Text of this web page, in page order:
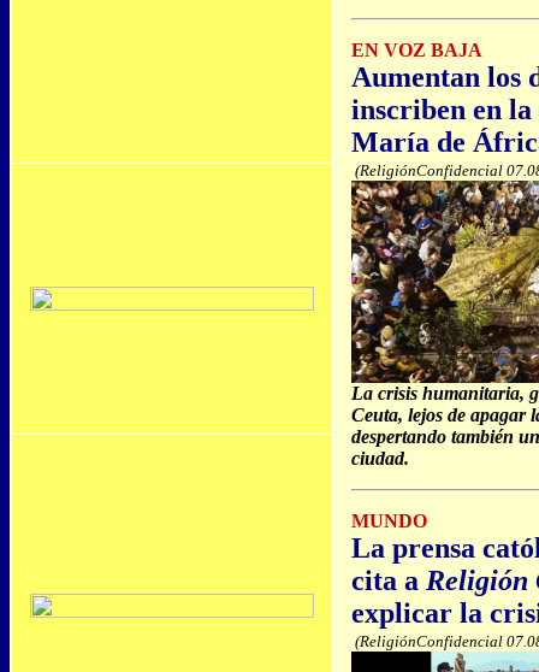
EN VOZ BAJA
Aumentan los
inscriben en
María de
(ReligiónConfidencial
La crisis humanitaria,
Ceuta, lejos de apagar
despertando también
ciudad.
MUNDO
La prensa
cita a Religión
explicar la
(ReligiónConfidencial